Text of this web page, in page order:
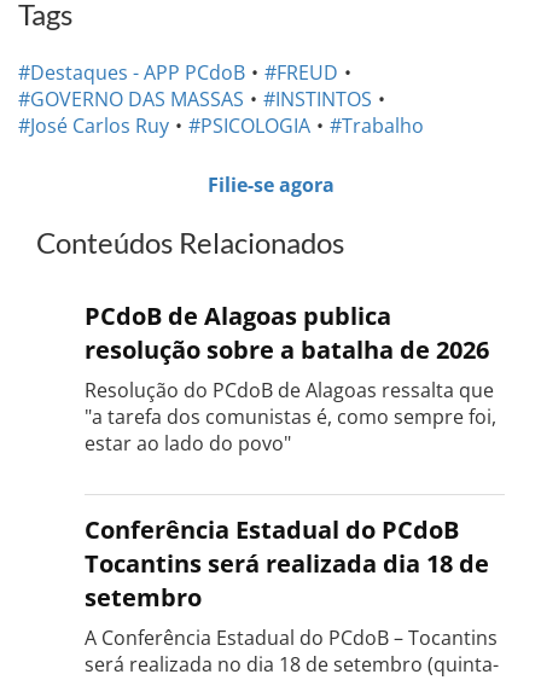
Tags
#Destaques - APP PCdoB
#FREUD
#GOVERNO DAS MASSAS
#INSTINTOS
#José Carlos Ruy
#PSICOLOGIA #Trabalho
Filie-se agora
Conteúdos Relacionados
PCdoB de Alagoas publica
resolução sobre a batalha de 2026
Resolução do PCdoB de Alagoas ressalta que
"a tarefa dos comunistas é, como sempre foi,
estar ao lado do povo"
Conferência Estadual do PCdoB
Tocantins será realizada dia 18 de
setembro
A Conferência Estadual do PCdoB – Tocantins
será realizada no dia 18 de setembro (quinta-